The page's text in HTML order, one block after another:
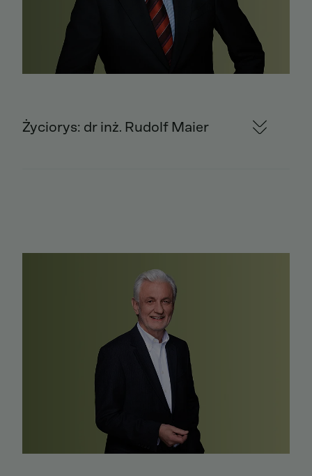
Życiorys: dr inż. Rudolf Maier